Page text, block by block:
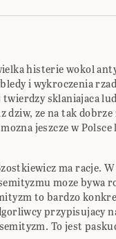
histerie wokol
i wykroczenia
sklaniajaca
dziw, ze na tak dobrze
jeszcze w
ma racje.
moze bywa
to bardzo
przypisujacy
To jest